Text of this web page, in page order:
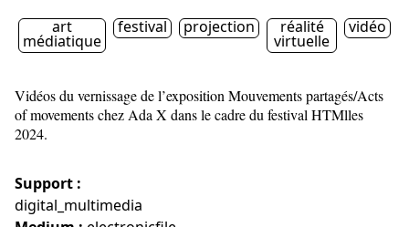
art
médiatique
festival projection réalité
virtuelle
vidéo
Vidéos du vernissage de l’exposition Mouvements partagés/Acts
of movements chez Ada X dans le cadre du festival HTMlles
2024.
Support :
digital_multimedia